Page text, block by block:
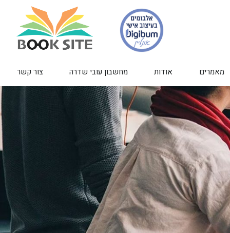
מאמרים אודות מחשבון עובי שדרה צור קשר